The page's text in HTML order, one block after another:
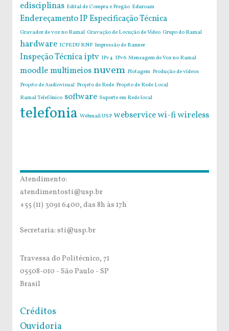
edisciplinas Edital de Compra e Pregão Eduroam
Endereçamento IPEspecificação Técnica
Gravador de voz no Ramal Gravação de Locução de Vídeo Grupo do Ramal
hardware ICPEDU RNP Impressão de Banner
Inspeção Técnicaiptv IPv4 IPv6 Mensagem de Voz no Ramal
moodlemultimeiosnuvem Plotagem Produção de vídeos
Projeto de Audiovisual Projeto de Rede Projeto de Rede Local
Ramal Telefônico software Suporte em Rede local
telefonia Webmail USP webservicewi-fiwireless
Atendimento:
atendimentosti@usp.br
+55 (11) 3091 6400, das 8h às 17h
Secretaria: sti@usp.br
Travessa do Politécnico, 71
05508-010 - São Paulo - SP
Brasil
Créditos
Ouvidoria